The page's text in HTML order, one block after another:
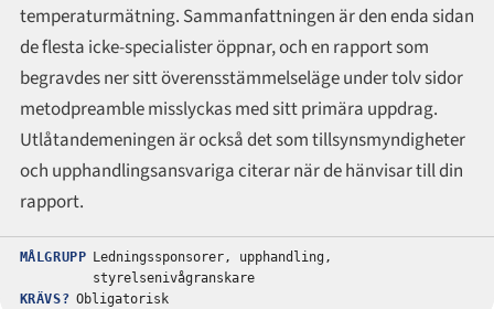
temperaturmätning. Sammanfattningen är den enda sidan
de flesta icke-specialister öppnar, och en rapport som
begravdes ner sitt överensstämmelseläge under tolv sidor
metodpreamble misslyckas med sitt primära uppdrag.
Utlåtandemeningen är också det som tillsynsmyndigheter
och upphandlingsansvariga citerar när de hänvisar till din
rapport.
MÅLGRUPP Ledningssponsorer, upphandling,
styrelsenivågranskare
KRÄVS? Obligatorisk